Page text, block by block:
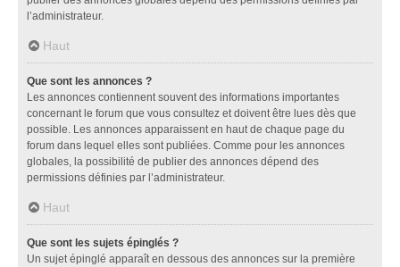
l’administrateur.
Haut
Que sont les annonces ?
Les annonces contiennent souvent des informations importantes
concernant le forum que vous consultez et doivent être lues dès que
possible. Les annonces apparaissent en haut de chaque page du
forum dans lequel elles sont publiées. Comme pour les annonces
globales, la possibilité de publier des annonces dépend des
permissions définies par l’administrateur.
Haut
Que sont les sujets épinglés ?
Un sujet épinglé apparaît en dessous des annonces sur la première